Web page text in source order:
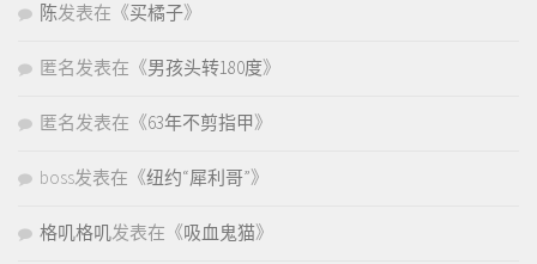
陈发表在《买橘子》
匿名发表在《男孩头转180度》
匿名发表在《63年不剪指甲》
boss发表在《纽约“犀利哥”》
格叽格叽发表在《吸血鬼猫》